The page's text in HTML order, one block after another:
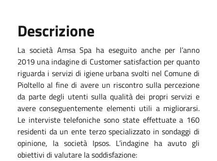
Descrizione
La società Amsa Spa ha eseguito anche per l’anno
2019 una indagine di Customer satisfaction per quanto
riguarda i servizi di igiene urbana svolti nel Comune di
Pioltello al fine di avere un riscontro sulla percezione
da parte degli utenti sulla qualità dei propri servizi e
avere conseguentemente elementi utili a migliorarsi.
Le interviste telefoniche sono state effettuate a 160
residenti da un ente terzo specializzato in sondaggi di
opinione, la società Ipsos. L’indagine ha avuto gli
obiettivi di valutare la soddisfazione: